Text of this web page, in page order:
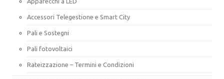
Accessori Telegestione e Smart City
Pali e Sostegni
Pali fotovoltaici
Rateizzazione – Termini e Condizioni